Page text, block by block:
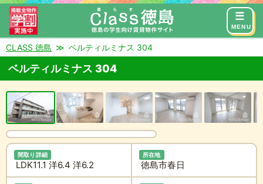
MENU
来店予約 お問い合わせ
CLASS 徳島 ベルティルミナス 304
ベルティルミナス 304
間取り詳細
LDK11.1 洋6.4 洋6.2
所在地
徳島市春日